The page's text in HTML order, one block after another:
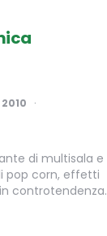
2010
di multisala e
pop corn, effetti
controtendenza.